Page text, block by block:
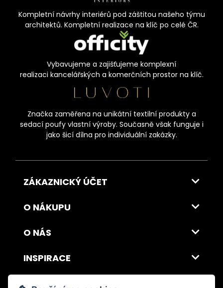
Kompletní návrhy interiérů pod záštitou našeho týmu
architektů. Kompletní realizace na klíč po celé ČR.
Vybavujeme a zajišťujeme komplexní
realizaci kancelářských a komerčních prostor na klíč.
Značka zaměřena na unikátní textilní produkty a
sedací poufy vlastní výroby. Současně však funguje i
jako šicí dílna pro individuální zakázky.
ZÁKAZNICKÝ ÚČET
O NÁKUPU
O NÁS
INSPIRACE
DOPRAVA A PLATBA